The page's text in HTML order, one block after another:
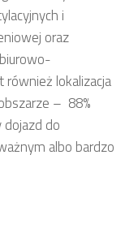
i
oraz
lokalizacja
– 88%
do
albo bardzo